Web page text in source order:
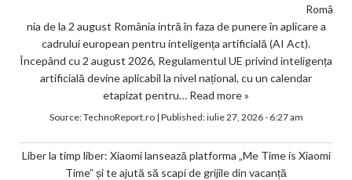
Româ
nia de la 2 august România intră în faza de punere în aplicare a
cadrului european pentru inteligența artificială (AI Act).
Începând cu 2 august 2026, Regulamentul UE privind inteligența
artificială devine aplicabil la nivel național, cu un calendar
etapizat pentru… Read more »
Source:TechnoReport.ro| Published:iulie 27, 2026 - 6:27 am
Liber la timp liber: Xiaomi lansează platforma „Me Time is Xiaomi
Time” și te ajută să scapi de grijile din vacanță